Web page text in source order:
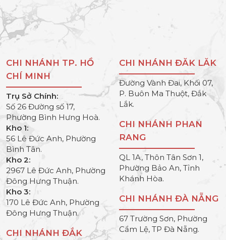
CHI NHÁNH TP. HỒ
CHÍ MINH
Trụ Sở Chính:
Số 26 Đường số 17,
Phường Bình Hưng Hoà.
Kho 1:
56 Lê Đức Anh, Phường
Bình Tân.
Kho 2:
2967 Lê Đức Anh, Phường
Đông Hưng Thuận.
Kho 3:
170 Lê Đức Anh, Phường
Đông Hưng Thuận.
CHI NHÁNH ĐẮK
CHI NHÁNH ĐĂK LĂK
Đường Vành Đai, Khối 07,
P. Buôn Ma Thuột, Đắk
Lắk.
CHI NHÁNH PHAN
RANG
QL 1A, Thôn Tân Sơn 1,
Phường Bảo An, Tỉnh
Khánh Hòa.
CHI NHÁNH ĐÀ NẴNG
67 Trường Sơn, Phường
Cẩm Lệ, TP Đà Nẵng.